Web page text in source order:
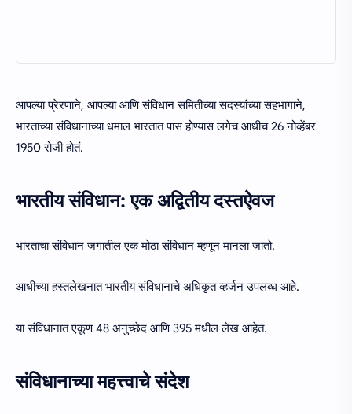
आपल्या प्रेरणाने, आपल्या आणि संविधान समितीच्या सदस्यांच्या सहभागाने,
भारताच्या संविधानाच्या धमाल भारतात पास होण्यास लगेच आधीच 26 नोव्हेंबर
1950 रोजी होतं.
भारतीय संविधान: एक अद्वितीय दस्तऐवज
भारताचा संविधान जगातील एक मोठा संविधान म्हणून मानला जातो.
आधीच्या हस्तलेखनात भारतीय संविधानाचे अधिकृत व्हर्जन उपलब्ध आहे.
या संविधानात एकूण 48 अनुच्छेद आणि 395 मधील लेख आहेत.
संविधानाच्या महत्त्वाचे संदेश